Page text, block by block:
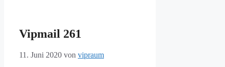
Vipmail 261
11. Juni 2020 von vipraum